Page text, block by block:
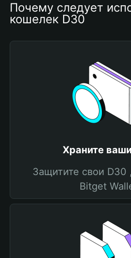
Почему следует
кошелек D30
Храните
Защитите свои D30
Bitget